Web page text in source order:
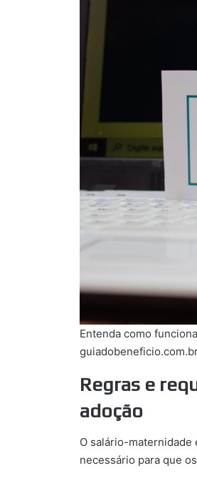
Entenda como
Regras e
adoção
O salário-
necessário para que